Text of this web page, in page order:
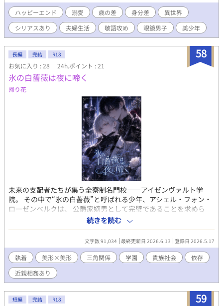
がら過ごす幸せな日々。 けれど、失われた記憶の先には、 オルフ
ェの語ろうとしない“過去”が隠されていて――。 記憶喪失から始
まる、 甘くて切ない再恋物語。 スパダリ黒髪眼鏡攻め × 金髪美
少年受け。
ハッピーエンド 溺愛 歳の差 身分差
異世界
シリアスあり
夫婦生活 敬語攻め 眼鏡男子 美少年
58
長編 完結 R18
お気に入り : 28 24h.ポイント : 21
氷の白薔薇は夜に啼く
帰り花
未来の支配者たちが集う全寮制名門校――アイゼンヴァルト学
院。 その中で“氷の白薔薇”と呼ばれる少年、アシェル・フォン・
ローゼンベルクは、 公爵家嫡男として完璧であることを求めら
れ、誰にも弱さを見せずに生きてきた。 唯一心を許せるのは、平
民の幼馴染――エイルだけ。 けれど、その想いが決して届かない
ものだと知った夜。 誰にも見せたことのない涙を、“黒獅子”と呼
ばれる王族、カイゼル・クローヴィスに見られてしまう。 傷付く
たび、彼は優しく抱き締めてくれる。 孤独な夜に、弱い自分を受
け入れてくれる。 ――けれど、その優しさが本当に救いなのか。
それを知った時にはもう、戻れなくなっていた。 これは、 愛され
なかった少年が、自分を壊した男からだけ離れられなくなるまで
の物語。 ※画像は生成AIに描いてもらいました。
続きを読む
文字数 91,034 最終更新日 2026.6.13 登録日 2026.5.17
執着 美形×美形 三角関係 学園 貴族社会
依存
近親相姦あり
59
短編 完結 R18